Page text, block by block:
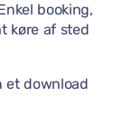
booking,
køre af sted
et download